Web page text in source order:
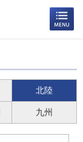
北陸
九州